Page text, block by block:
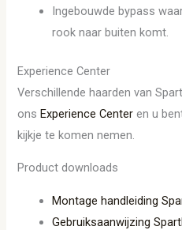
Ingebouwde bypass
rook naar buiten komt.
Experience Center
Verschillende haarden van
onsExperience Center en u
kijkje te komen nemen.
Product downloads
Montage handleiding
Gebruiksaanwijzing